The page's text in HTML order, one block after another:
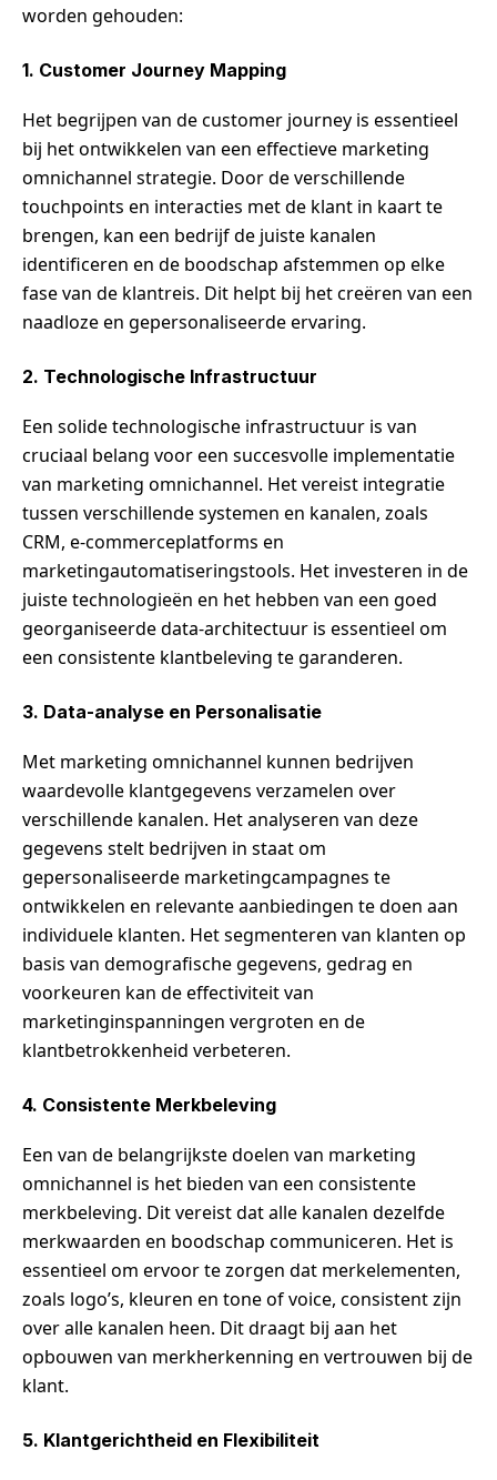
worden gehouden:
1. Customer Journey Mapping
Het begrijpen van de customer journey is essentieel
bij het ontwikkelen van een effectieve marketing
omnichannel strategie. Door de verschillende
touchpoints en interacties met de klant in kaart te
brengen, kan een bedrijf de juiste kanalen
identificeren en de boodschap afstemmen op elke
fase van de klantreis. Dit helpt bij het creëren van een
naadloze en gepersonaliseerde ervaring.
2. Technologische Infrastructuur
Een solide technologische infrastructuur is van
cruciaal belang voor een succesvolle implementatie
van marketing omnichannel. Het vereist integratie
tussen verschillende systemen en kanalen, zoals
CRM, e-commerceplatforms en
marketingautomatiseringstools. Het investeren in de
juiste technologieën en het hebben van een goed
georganiseerde data-architectuur is essentieel om
een consistente klantbeleving te garanderen.
3. Data-analyse en Personalisatie
Met marketing omnichannel kunnen bedrijven
waardevolle klantgegevens verzamelen over
verschillende kanalen. Het analyseren van deze
gegevens stelt bedrijven in staat om
gepersonaliseerde marketingcampagnes te
ontwikkelen en relevante aanbiedingen te doen aan
individuele klanten. Het segmenteren van klanten op
basis van demografische gegevens, gedrag en
voorkeuren kan de effectiviteit van
marketinginspanningen vergroten en de
klantbetrokkenheid verbeteren.
4. Consistente Merkbeleving
Een van de belangrijkste doelen van marketing
omnichannel is het bieden van een consistente
merkbeleving. Dit vereist dat alle kanalen dezelfde
merkwaarden en boodschap communiceren. Het is
essentieel om ervoor te zorgen dat merkelementen,
zoals logo’s, kleuren en tone of voice, consistent zijn
over alle kanalen heen. Dit draagt bij aan het
opbouwen van merkherkenning en vertrouwen bij de
klant.
5. Klantgerichtheid en Flexibiliteit